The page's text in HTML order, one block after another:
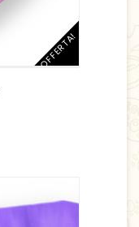
IN OFFERTA!